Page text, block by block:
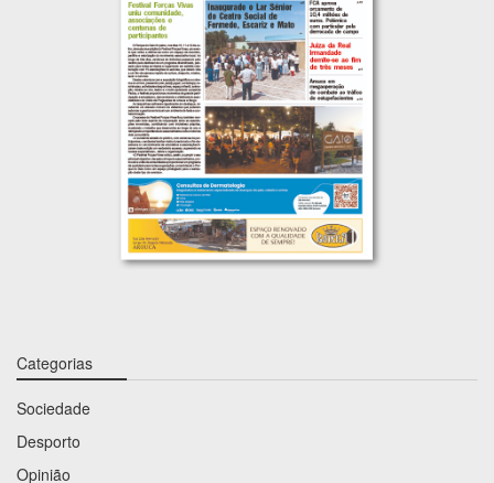
Categorias
Sociedade
Desporto
Opinião